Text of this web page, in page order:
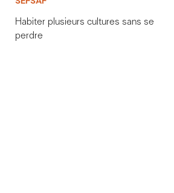
Habiter plusieurs cultures sans se
perdre